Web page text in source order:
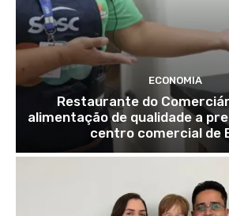
ECONOMIA
Restaurante do
alimentação de qualidade a
centro comercial de